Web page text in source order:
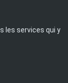
les services qui y